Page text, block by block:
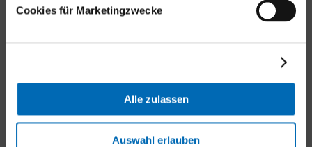
Cookies für Marketingzwecke
Alle zulassen
Auswahl erlauben
Balgrist-Websites
Balgrist Apotheke